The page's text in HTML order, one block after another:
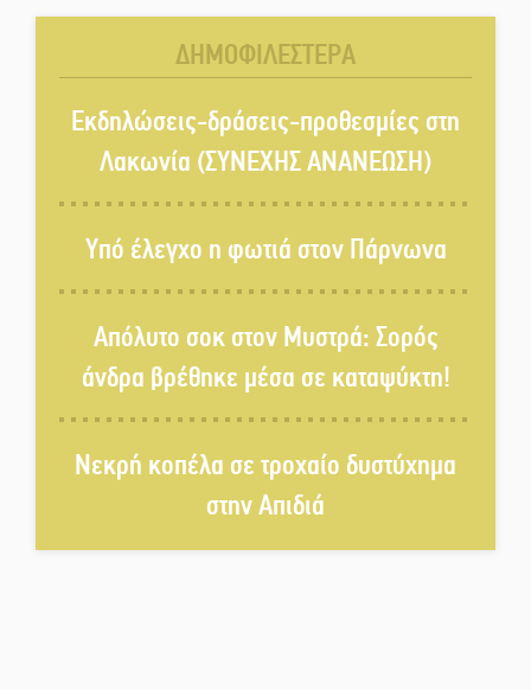
Αυθεντικό γλέντι με «Γιορτή
Βραστού» στη Σοχά
Το τελεφερίκ της Μονεμβασιάς
στο τραπέζι του δημόσιου
διαλόγου
Πολιτισμός και παράδοση δίνουν
ραντεβού στην Αγόριανη
δυναμικό καλοκαιρινό party
Διακοπή μαθημάτων στο
ΔΗΜΟΦΙΛΕΣΤΕΡΑ
Εκδηλώσεις-δράσεις-προθεσμίες στη
Λακωνία (ΣΥΝΕΧΗΣ ΑΝΑΝΕΩΣΗ)
Υπό έλεγχο η φωτιά στον Πάρνωνα
Απόλυτο σοκ στον Μυστρά: Σορός
άνδρα βρέθηκε μέσα σε καταψύκτη!
Νεκρή κοπέλα σε τροχαίο δυστύχημα
στην Απιδιά